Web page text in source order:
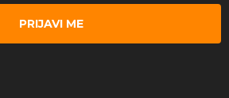
PRIJAVI ME